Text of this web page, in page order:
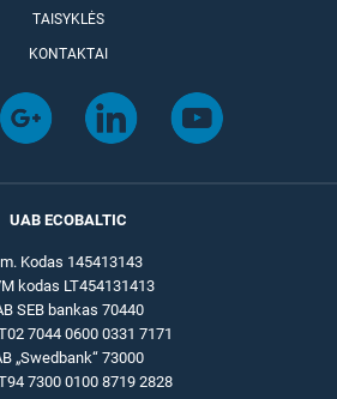
TAISYKLĖS
KONTAKTAI
UAB ECOBALTIC
Kodas 145413143
kodas LT454131413
SEB bankas 70440
7044 0600 0331 7171
„Swedbank“ 73000
7300 0100 8719 2828